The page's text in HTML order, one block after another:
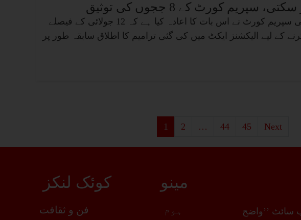
سپریم کورٹ کے 8 ججوں کی توثیق
پاکستان کی سپریم کورٹ نے اس بات کا اعادہ کیا ہے کہ 12 جولائی کے فیصلے
کے لیے الیکشنز ایکٹ میں کی گئی ترامیم کا اطلاق سابقہ ​​طور پر
1 2 … 44 45 Next
سائٹ ’’واضح
مینو
ہوم
کوئک لنکز
فن و ثقافت